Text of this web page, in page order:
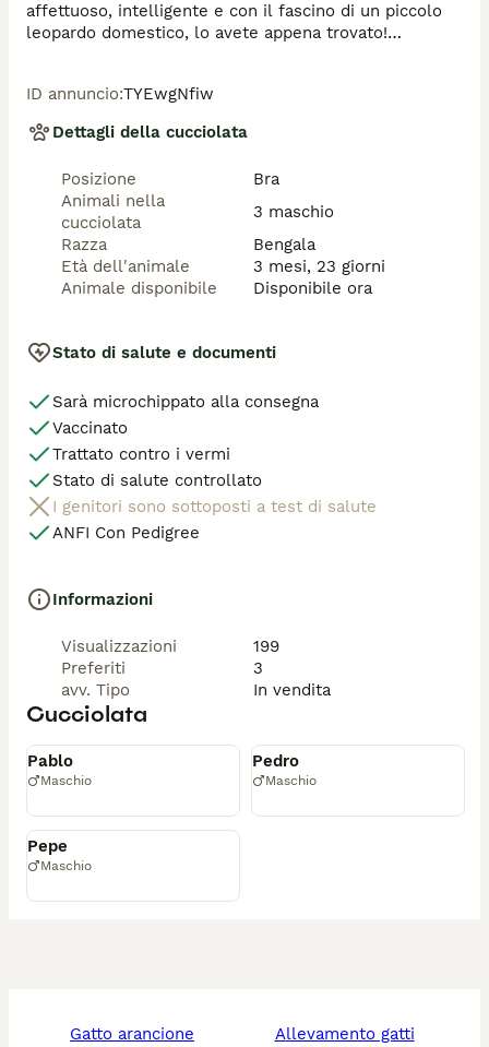
affettuoso, intelligente e con il fascino di un piccolo
leopardo domestico, lo avete appena trovato!
👁️ Tratti particolari: Occhi azzurri magnetici e un
mantello chiaro con rosette stupende.
​I piccoli sono cresciuti in ambiente familiare, sono
super socievoli, giocherelloni e già abituati alla vita in
casa.
➡️ I cuccioli saranno ceduti con:
Doppia vaccinazione
Sverminati
Libretto sanitario
Contratto di cessione
II papà Mufasa è CAMPIONE INTERNAZIONALE 🏆💙
​📍 Ci troviamo a Bra
​📩 Per info e altre foto/video dei singoli cuccioli,
animali. No perditempo.
ID annuncio:TYEwgNfiw
Dettagli della cucciolata
Posizione
Bra
Animali nella
cucciolata
3 maschio
Razza
Bengala
Età dell'animale
3 mesi, 23 giorni
Animale disponibile
Disponibile ora
Stato di salute e documenti
Sarà microchippato alla consegna
Vaccinato
Trattato contro i vermi
Stato di salute controllato
I genitori sono sottoposti a test di salute
ANFI Con Pedigree
Informazioni
Visualizzazioni
199
Preferiti
3
avv. Tipo
In vendita
Cucciolata
Pablo
Maschio
Pedro
Maschio
Disponibile
Pepe
Maschio
gatto arancione
allevamento gatti